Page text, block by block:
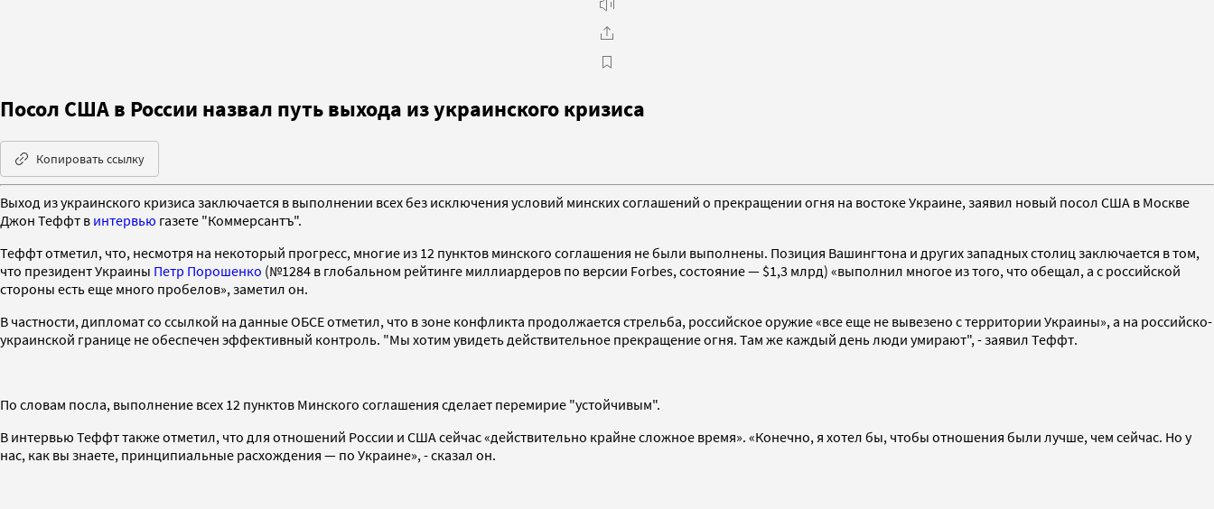
Посол США в России назвал путь выхода из украинского кризиса
Копировать ссылку
Выход из украинского кризиса заключается в выполнении всех без исключения условий минских соглашений о прекращении огня на востоке Украине, заявил новый посол США в Москве
Джон Теффт в интервью газете "Коммерсантъ".
Теффт отметил, что, несмотря на некоторый прогресс, многие из 12 пунктов минского соглашения не были выполнены. Позиция Вашингтона и других западных столиц заключается в том,
что президент Украины Петр Порошенко (№1284 в глобальном рейтинге миллиардеров по версии Forbes, состояние — $1,3 млрд) «выполнил многое из того, что обещал, а с российской
стороны есть еще много пробелов», заметил он.
В частности, дипломат со ссылкой на данные ОБСЕ отметил, что в зоне конфликта продолжается стрельба, российское оружие «все еще не вывезено с территории Украины», а на российско-
украинской границе не обеспечен эффективный контроль. "Мы хотим увидеть действительное прекращение огня. Там же каждый день люди умирают", - заявил Теффт.
По словам посла, выполнение всех 12 пунктов Минского соглашения сделает перемирие "устойчивым".
В интервью Теффт также отметил, что для отношений России и США сейчас «действительно крайне сложное время». «Конечно, я хотел бы, чтобы отношения были лучше, чем сейчас. Но у
нас, как вы знаете, принципиальные расхождения — по Украине», - сказал он.